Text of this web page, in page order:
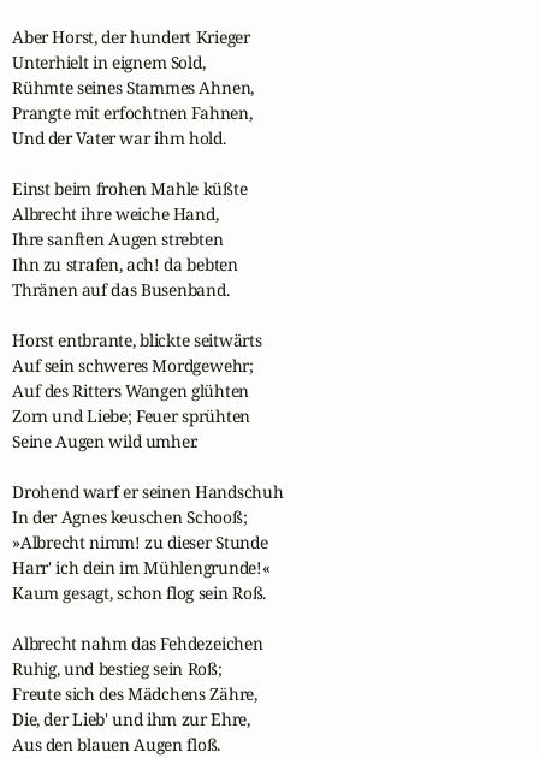
Aber Horst, der hundert Krieger
Unterhielt in eignem Sold,
Rühmte seines Stammes Ahnen,
Prangte mit erfochtnen Fahnen,
Und der Vater war ihm hold.
Einst beim frohen Mahle küßte
Albrecht ihre weiche Hand,
Ihre sanften Augen strebten
Ihn zu strafen, ach! da bebten
Thränen auf das Busenband.
Horst entbrante, blickte seitwärts
Auf sein schweres Mordgewehr;
Auf des Ritters Wangen glühten
Zorn und Liebe; Feuer sprühten
Seine Augen wild umher.
Drohend warf er seinen Handschuh
In der Agnes keuschen Schooß;
»Albrecht nimm! zu dieser Stunde
Harr' ich dein im Mühlengrunde!«
Kaum gesagt, schon flog sein Roß.
Albrecht nahm das Fehdezeichen
Ruhig, und bestieg sein Roß;
Freute sich des Mädchens Zähre,
Die, der Lieb' und ihm zur Ehre,
Aus den blauen Augen floß.